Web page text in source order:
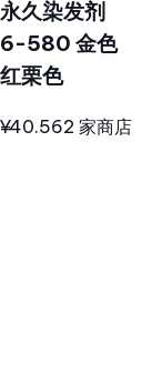
永久染发剂
6-580 金色
红栗色
¥40.562 家商店